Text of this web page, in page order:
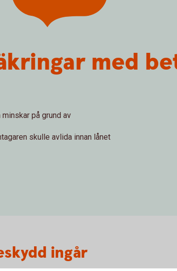
med
på grund av
skulle avlida innan lånet
ingår